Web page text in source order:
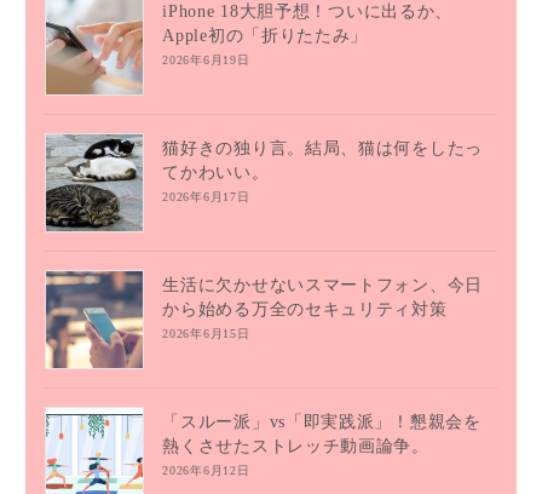
iPhone 18大胆予想！ついに出るか、
Apple初の「折りたたみ」
2026年6月19日
猫好きの独り言。結局、猫は何をしたっ
てかわいい。
2026年6月17日
生活に欠かせないスマートフォン、今日
から始める万全のセキュリティ対策
2026年6月15日
「スルー派」vs「即実践派」！懇親会を
熱くさせたストレッチ動画論争。
2026年6月12日